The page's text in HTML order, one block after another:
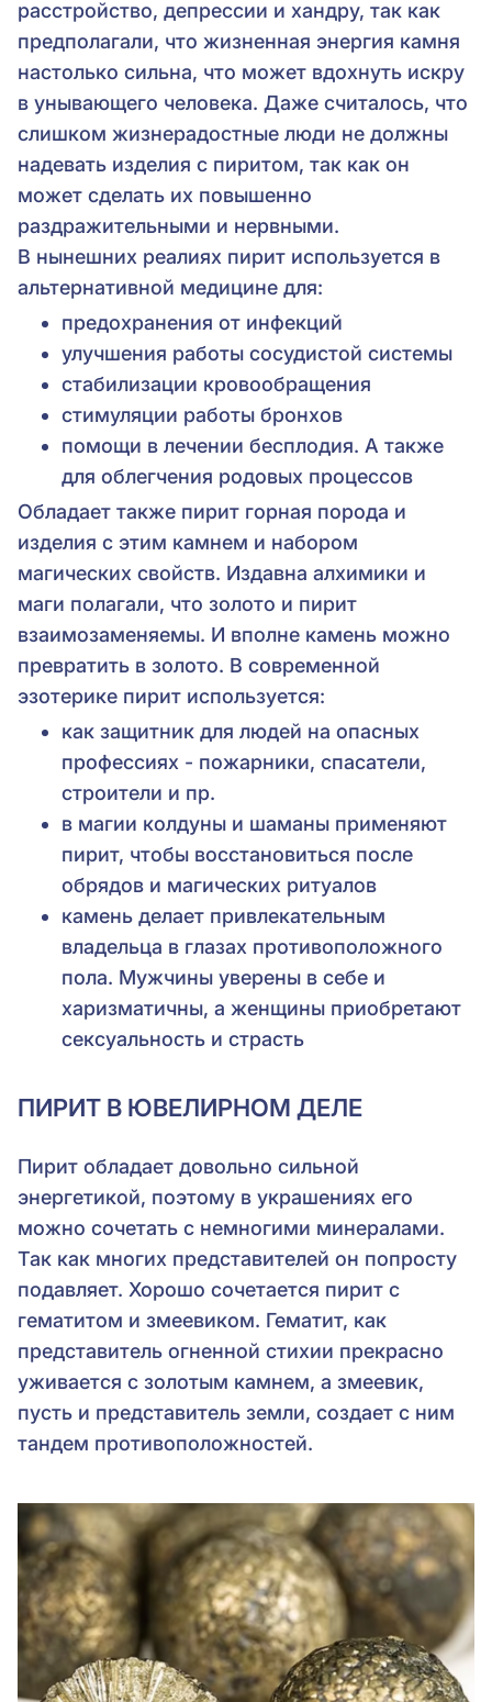
расстройство, депрессии и хандру, так как
предполагали, что жизненная энергия камня
настолько сильна, что может вдохнуть искру
в унывающего человека. Даже считалось, что
слишком жизнерадостные люди не должны
надевать изделия с пиритом, так как он
может сделать их повышенно
раздражительными и нервными.
В нынешних реалиях пирит используется в
альтернативной медицине для:
предохранения от инфекций
улучшения работы сосудистой системы
стабилизации кровообращения
стимуляции работы бронхов
помощи в лечении бесплодия. А также
для облегчения родовых процессов
Обладает также пирит горная порода и
изделия с этим камнем и набором
магических свойств. Издавна алхимики и
маги полагали, что золото и пирит
взаимозаменяемы. И вполне камень можно
превратить в золото. В современной
эзотерике пирит используется:
как защитник для людей на опасных
профессиях - пожарники, спасатели,
строители и пр.
в магии колдуны и шаманы применяют
пирит, чтобы восстановиться после
обрядов и магических ритуалов
камень делает привлекательным
владельца в глазах противоположного
пола. Мужчины уверены в себе и
харизматичны, а женщины приобретают
сексуальность и страсть
ПИРИТ В ЮВЕЛИРНОМ ДЕЛЕ
Пирит обладает довольно сильной
энергетикой, поэтому в украшениях его
можно сочетать с немногими минералами.
Так как многих представителей он попросту
подавляет. Хорошо сочетается пирит с
гематитом и змеевиком. Гематит, как
представитель огненной стихии прекрасно
уживается с золотым камнем, а змеевик,
пусть и представитель земли, создает с ним
тандем противоположностей.